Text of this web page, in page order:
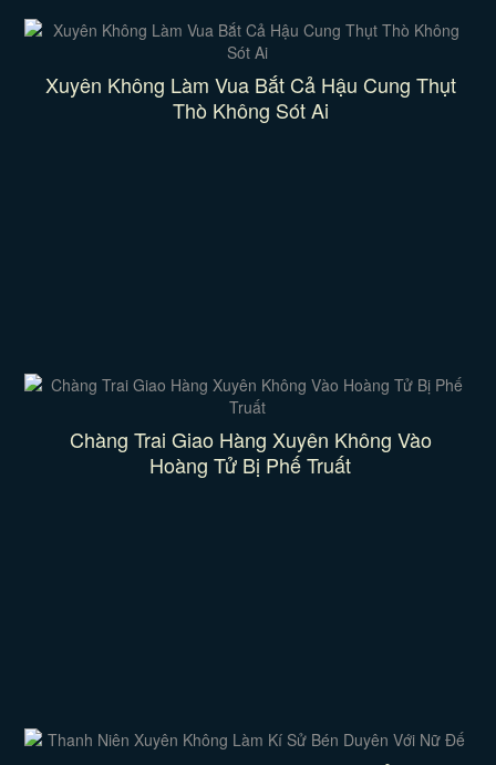
Xuyên Không Làm Vua Bắt Cả Hậu Cung Thụt
Thò Không Sót Ai
Chàng Trai Giao Hàng Xuyên Không Vào
Hoàng Tử Bị Phế Truất